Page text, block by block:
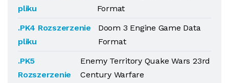
pliku
Format
.PK4 Rozszerzenie
pliku
Doom 3 Engine Game Data
Format
.PK5
Rozszerzenie
Enemy Territory Quake Wars 23rd
Century Warfare